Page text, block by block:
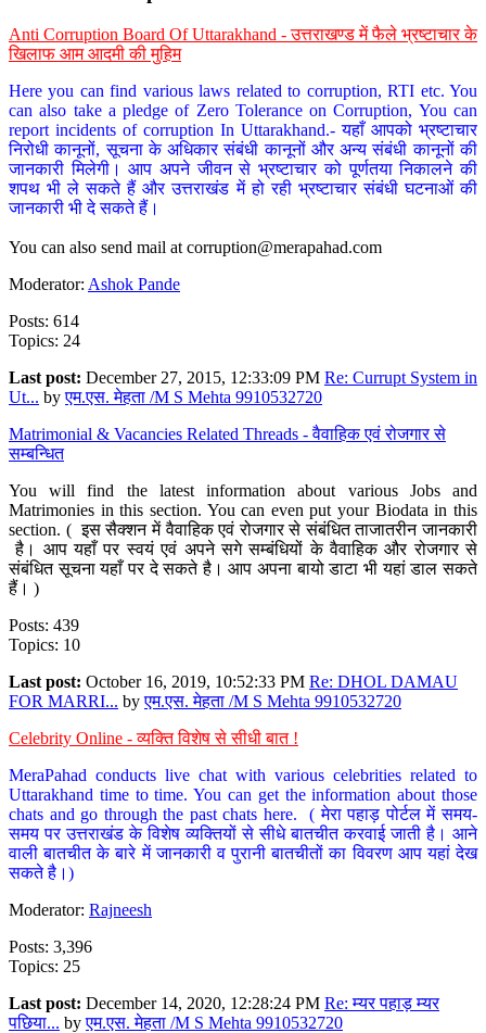
Anti Corruption Board Of Uttarakhand - उत्तराखण्ड में फैले भ्रष्टाचार के
खिलाफ आम आदमी की मुहिम
Here you can find various laws related to corruption, RTI etc. You
can also take a pledge of Zero Tolerance on Corruption, You can
report incidents of corruption In Uttarakhand.- यहाँ आपको भ्रष्टाचार
निरोधी कानूनों, सूचना के अधिकार संबंधी कानूनों और अन्य संबंधी कानूनों की
जानकारी मिलेगी। आप अपने जीवन से भ्रष्टाचार को पूर्णतया निकालने की
शपथ भी ले सकते हैं और उत्तराखंड में हो रही भ्रष्टाचार संबंधी घटनाओं की
जानकारी भी दे सकते हैं।
You can also send mail at corruption@merapahad.com
Moderator: Ashok Pande
Posts: 614
Topics: 24
Last post: December 27, 2015, 12:33:09 PM Re: Currupt System in
Ut... byएम.एस. मेहता /M S Mehta 9910532720
Matrimonial & Vacancies Related Threads - वैवाहिक एवं रोजगार से
सम्बन्धित
You will find the latest information about various Jobs and
Matrimonies in this section. You can even put your Biodata in this
section. ( इस सैक्शन में वैवाहिक एवं रोजगार से संबंधित ताजातरीन जानकारी
है। आप यहाँ पर स्वयं एवं अपने सगे सम्बंधियों के वैवाहिक और रोजगार से
संबंधित सूचना यहाँ पर दे सकते है। आप अपना बायो डाटा भी यहां डाल सकते
हैं। )
Posts: 439
Topics: 10
Last post: October 16, 2019, 10:52:33 PM Re: DHOL DAMAU
FOR MARRI... byएम.एस. मेहता /M S Mehta 9910532720
Celebrity Online - व्यक्ति विशेष से सीधी बात !
MeraPahad conducts live chat with various celebrities related to
Uttarakhand time to time. You can get the information about those
chats and go through the past chats here. ( मेरा पहाड़ पोर्टल में समय-
समय पर उत्तराखंड के विशेष व्यक्तियों से सीधे बातचीत करवाई जाती है। आने
वाली बातचीत के बारे में जानकारी व पुरानी बातचीतों का विवरण आप यहां देख
सकते है।)
Moderator: Rajneesh
Posts: 3,396
Topics: 25
Last post: December 14, 2020, 12:28:24 PM Re: म्यर पहाड़ म्यर
पछिया... byएम.एस. मेहता /M S Mehta 9910532720